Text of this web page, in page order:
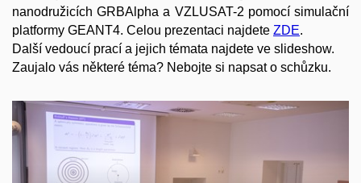
nanodružicích GRBAlpha a VZLUSAT-2 pomocí simulační
platformy GEANT4. Celou prezentaci najdete ZDE.
Další vedoucí prací a jejich témata najdete ve slideshow.
Zaujalo vás některé téma? Nebojte si napsat o schůzku.